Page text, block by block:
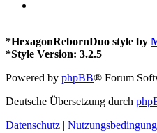
*HexagonRebornDuo style by
*Style Version: 3.2.5
Powered by phpBB® Forum
Deutsche Übersetzung durch
Datenschutz |